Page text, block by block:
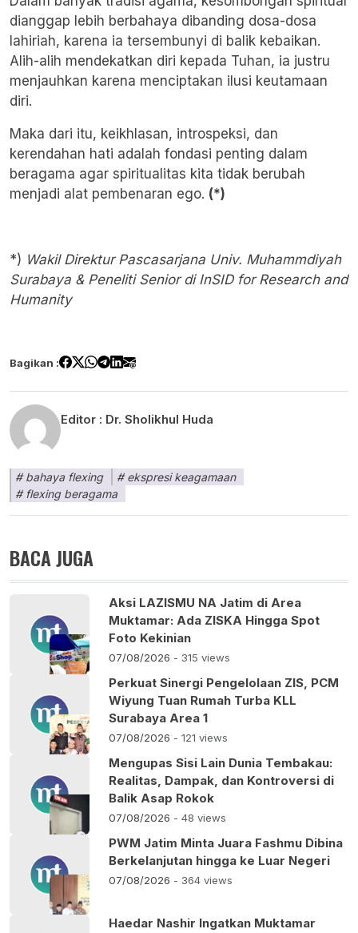
dianggap lebih berbahaya dibanding dosa-dosa
lahiriah, karena ia tersembunyi di balik kebaikan.
Alih-alih mendekatkan diri kepada Tuhan, ia justru
menjauhkan karena menciptakan ilusi keutamaan
diri.
Maka dari itu, keikhlasan, introspeksi, dan
kerendahan hati adalah fondasi penting dalam
beragama agar spiritualitas kita tidak berubah
menjadi alat pembenaran ego. (*)
*) Wakil Direktur Pascasarjana Univ. Muhammdiyah
Surabaya & Peneliti Senior di InSID for Research and
Humanity
Bagikan :
Editor : Dr. Sholikhul Huda
bahaya flexing
ekspresi keagamaan
flexing beragama
BACA JUGA
Aksi LAZISMU NA Jatim di Area
Muktamar: Ada ZISKA Hingga Spot
Foto Kekinian
07/08/2026 - 315 views
Perkuat Sinergi Pengelolaan ZIS, PCM
Wiyung Tuan Rumah Turba KLL
Surabaya Area 1
07/08/2026 - 121 views
Mengupas Sisi Lain Dunia Tembakau:
Realitas, Dampak, dan Kontroversi di
Balik Asap Rokok
07/08/2026 - 48 views
PWM Jatim Minta Juara Fashmu Dibina
Berkelanjutan hingga ke Luar Negeri
07/08/2026 - 364 views
Haedar Nashir Ingatkan Muktamar